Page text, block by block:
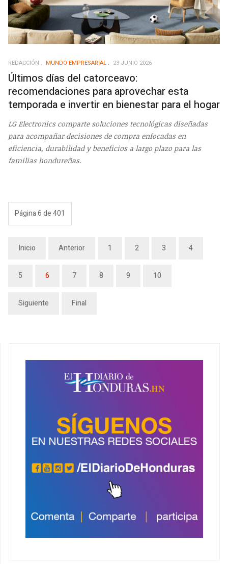
REDACCIÓN MUNDO EMPRESARIAL 23 JUNIO 2026
Últimos días del catorceavo:
recomendaciones para aprovechar esta
temporada e invertir en bienestar para el hogar
LG Electronics comparte soluciones tecnológicas diseñadas
para acompañar decisiones de compra enfocadas en
eficiencia, durabilidad y beneficios a largo plazo para las
familias hondureñas.
Página 6 de 401
Inicio Anterior 1 2 3 4
5 6 7 8 9 10
Siguiente Final